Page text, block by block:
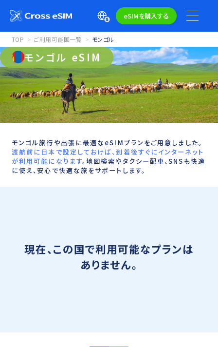
eSIMを購入する
TOP ご利用可能国一覧 モンゴル
モンゴル eSIM
モンゴル旅行や出張に最適なeSIMプランをご用意しました。
渡航前に日本で設定しておけば、到着後すぐにインターネット
が利用可能になります。地図検索やタクシー配車、SNSも快適
に使え、安心で快適な旅をサポートします。
現在、この国で利用可能なプランは
ありません。